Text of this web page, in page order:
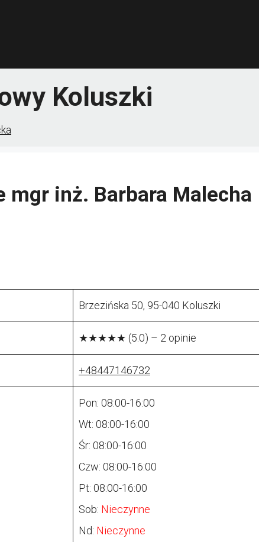
Koluszki
mgr inż. Barbara Malecha
Brzezińska 50, 95-040 Koluszki
★★★★★ (5.0) – 2 opinie
+48447146732
Pon: 08:00-16:00
Wt: 08:00-16:00
Śr: 08:00-16:00
Czw: 08:00-16:00
Pt: 08:00-16:00
Sob: Nieczynne
Nd: Nieczynne